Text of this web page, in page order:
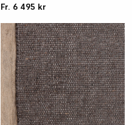
Fr. 6 495 kr